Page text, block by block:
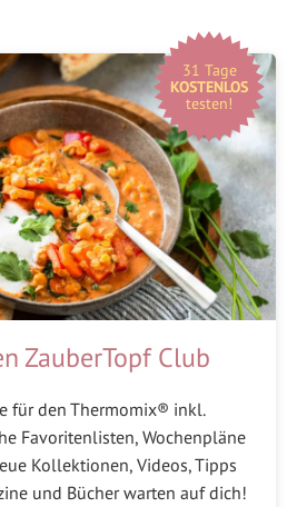
31 Tage
KOSTENLOS
testen!
ZauberTopf Club
für den Thermomix® inkl.
Favoritenlisten, Wochenpläne
Kollektionen, Videos, Tipps
und Bücher warten auf dich!